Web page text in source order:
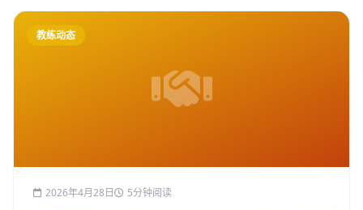
教练动态
2026年4月28日 5分钟阅读